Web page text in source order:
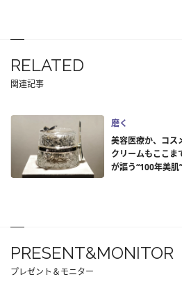
RELATED
関連記事
磨く
美容医療か、コス
クリームもここ
が謳う“100年美肌
PRESENT&MONITOR
プレゼント＆モニター